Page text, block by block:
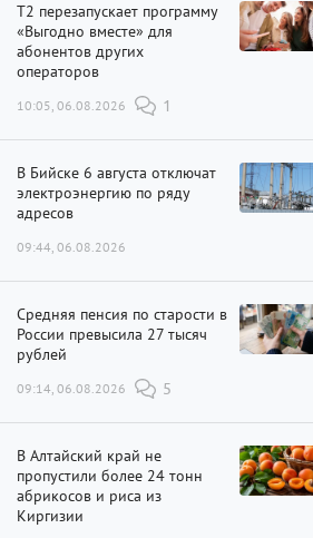
Т2 перезапускает программу
«Выгодно вместе» для
абонентов других
операторов
10:05, 06.08.2026 1
В Бийске 6 августа отключат
электроэнергию по ряду
адресов
09:44, 06.08.2026
Средняя пенсия по старости в
России превысила 27 тысяч
рублей
09:14, 06.08.2026 5
В Алтайский край не
пропустили более 24 тонн
абрикосов и риса из
Киргизии